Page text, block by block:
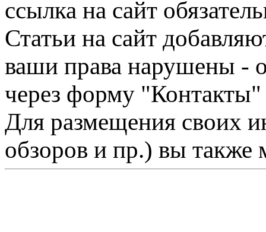
ссылка на сайт
Статьи на сайт
ваши права нарушены -
через форму "Контакты"
Для размещения своих
обзоров и пр.) вы также